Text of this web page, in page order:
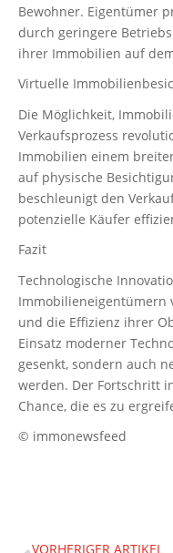
Bewohner. Eigentümer
durch geringere
ihrer Immobilien auf
Virtuelle
Die Möglichkeit,
Verkaufsprozess
Immobilien einem
auf physische
beschleunigt den
potenzielle Käufer
Fazit
Technologische
Immobilieneigentümern
und die Effizienz ihrer
Einsatz moderner
gesenkt, sondern auch
werden. Der Fortschritt
Chance, die es zu
© immonewsfeed
VORHERIGER ARTIKEL